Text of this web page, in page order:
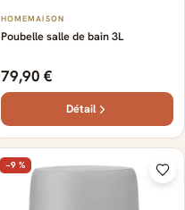
HOMEMAISON
Poubelle salle de bain 3L
79,90 €
Détail
−9 %